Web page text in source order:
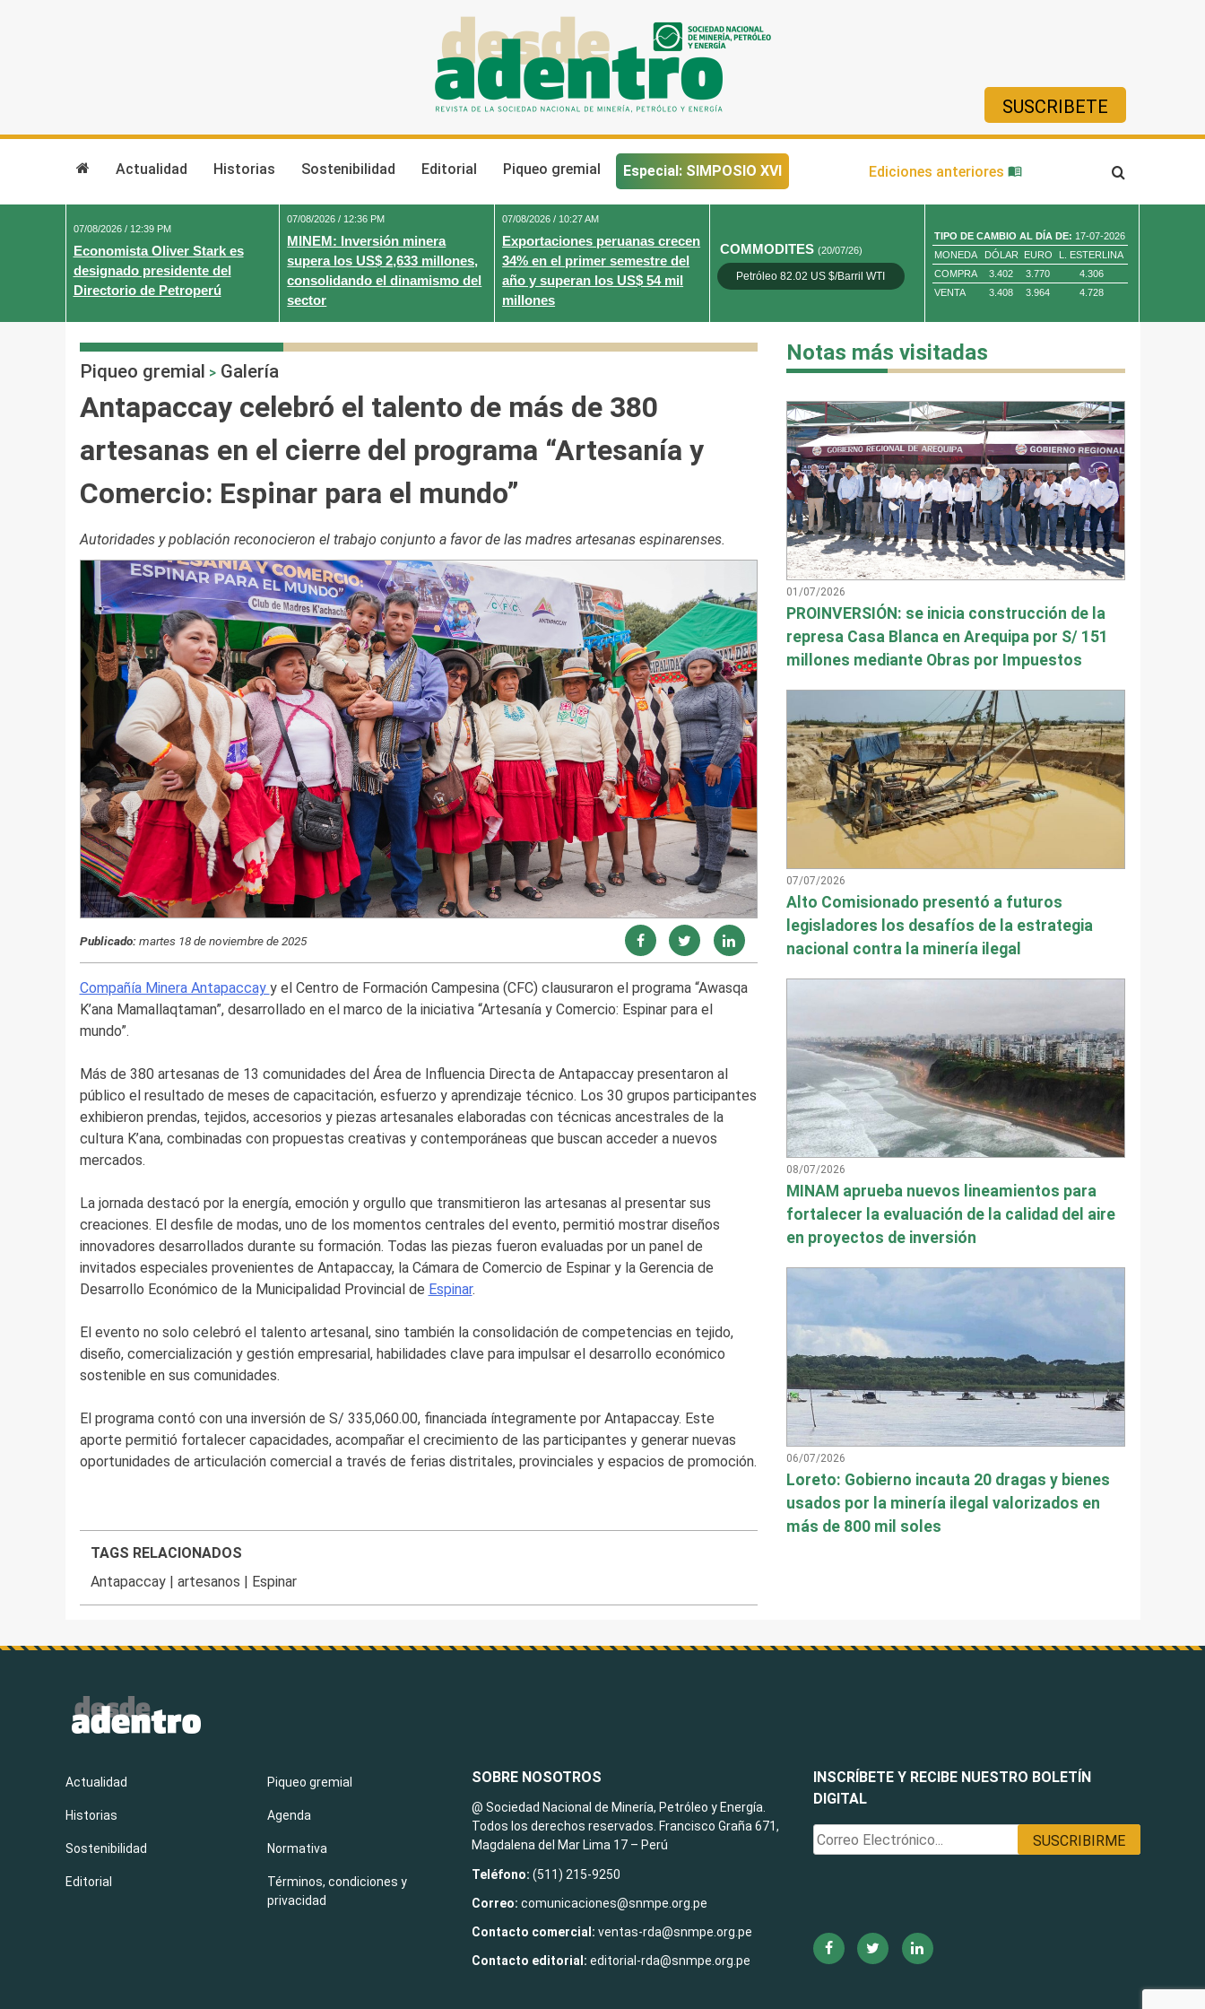
SUSCRIBETE
Actualidad Historias Sostenibilidad Editorial Piqueo gremial Especial: SIMPOSIO XVI Ediciones anteriores
07/08/2026 / 12:39 PM
Economista Oliver Stark es
designado presidente del
Directorio de Petroperú
07/08/2026 / 12:36 PM
MINEM: Inversión minera
supera los US$ 2,633 millones,
consolidando el dinamismo del
sector
07/08/2026 / 10:27 AM
Exportaciones peruanas crecen
34% en el primer semestre del
año y superan los US$ 54 mil
millones
COMMODITES(20/07/26)
Petróleo 82.02 US $/Barril WTI Oro 4,010.80 US $/ Oz. Tr.
TIPO DE CAMBIO AL DÍA DE: 17-07-2026
MONEDA
DÓLAR EURO
L. ESTERLINA
COMPRA
3.402 3.770
4.306
VENTA
3.408 3.964 4.728
Piqueo gremial > Galería
Antapaccay celebró el talento de más de 380
artesanas en el cierre del programa “Artesanía y
Comercio: Espinar para el mundo”
Autoridades y población reconocieron el trabajo conjunto a favor de las madres artesanas espinarenses.
Publicado:martes 18 de noviembre de 2025
Compañía Minera Antapaccay y el Centro de Formación Campesina (CFC) clausuraron el programa “Awasqa
K’ana Mamallaqtaman”, desarrollado en el marco de la iniciativa “Artesanía y Comercio: Espinar para el
mundo”.
Más de 380 artesanas de 13 comunidades del Área de Influencia Directa de Antapaccay presentaron al
público el resultado de meses de capacitación, esfuerzo y aprendizaje técnico. Los 30 grupos participantes
exhibieron prendas, tejidos, accesorios y piezas artesanales elaboradas con técnicas ancestrales de la
cultura K’ana, combinadas con propuestas creativas y contemporáneas que buscan acceder a nuevos
mercados.
La jornada destacó por la energía, emoción y orgullo que transmitieron las artesanas al presentar sus
creaciones. El desfile de modas, uno de los momentos centrales del evento, permitió mostrar diseños
innovadores desarrollados durante su formación. Todas las piezas fueron evaluadas por un panel de
invitados especiales provenientes de Antapaccay, la Cámara de Comercio de Espinar y la Gerencia de
Desarrollo Económico de la Municipalidad Provincial de Espinar.
El evento no solo celebró el talento artesanal, sino también la consolidación de competencias en tejido,
diseño, comercialización y gestión empresarial, habilidades clave para impulsar el desarrollo económico
sostenible en sus comunidades.
El programa contó con una inversión de S/ 335,060.00, financiada íntegramente por Antapaccay. Este
aporte permitió fortalecer capacidades, acompañar el crecimiento de las participantes y generar nuevas
oportunidades de articulación comercial a través de ferias distritales, provinciales y espacios de promoción.
TAGS RELACIONADOS
Antapaccay |artesanos | Espinar
Notas más visitadas
01/07/2026
PROINVERSIÓN: se inicia construcción de la
represa Casa Blanca en Arequipa por S/ 151
millones mediante Obras por Impuestos
07/07/2026
Alto Comisionado presentó a futuros
legisladores los desafíos de la estrategia
nacional contra la minería ilegal
08/07/2026
MINAM aprueba nuevos lineamientos para
fortalecer la evaluación de la calidad del aire
en proyectos de inversión
06/07/2026
Loreto: Gobierno incauta 20 dragas y bienes
usados por la minería ilegal valorizados en
más de 800 mil soles
INSCRÍBETE Y RECIBE NUESTRO BOLETÍN
DIGITAL
Actualidad
Historias
Sostenibilidad
Editorial
Piqueo gremial
Agenda
Normativa
Términos, condiciones y
privacidad
SOBRE NOSOTROS
@ Sociedad Nacional de Minería, Petróleo y Energía.
Todos los derechos reservados. Francisco Graña 671,
Magdalena del Mar Lima 17 – Perú
Teléfono: (511) 215-9250
Correo:comunicaciones@snmpe.org.pe
Contacto comercial: ventas-rda@snmpe.org.pe
Contacto editorial: editorial-rda@snmpe.org.pe